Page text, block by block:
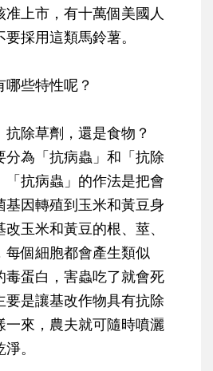
上市，有十萬個美國人
採用這類馬鈴薯。
些特性呢？
除草劑，還是食物？
分為「抗病蟲」和「抗除
「抗病蟲」的作法是把會
基因轉殖到玉米和黃豆身
玉米和黃豆的根、莖、
每個細胞都會產生類似
毒蛋白，害蟲吃了就會死
要是讓基改作物具有抗除
一來，農夫就可隨時噴灑
。